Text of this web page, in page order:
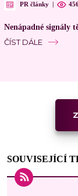
PR články
Nenápadné signály
ČÍST DÁLE
SOUVISEJÍCÍ